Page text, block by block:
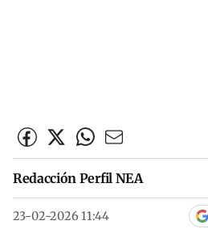
Redacción Perfil NEA
23-02-2026 11:44